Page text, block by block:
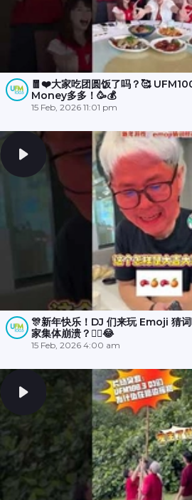
🧧❤️大家吃团圆饭了吗？🥰
Money多多！🥳💰
15 Feb, 2026 11:01 pm
🎊新年快乐！DJ 们来玩 Emoji 猜
家集体崩溃？😵‍💫😂
15 Feb, 2026 4:00 am